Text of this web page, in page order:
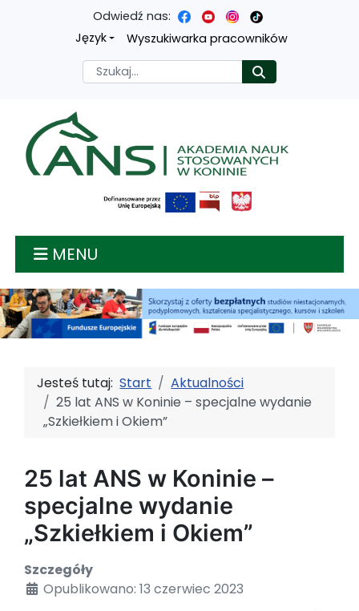
Przejdź
treści
głównej
Przejdź
menu
nawigacyjnego
Przejdź
wyszukiwarki
Przejdź
mapy
strony
Odwiedź nas:
Język
Wyszukiwarka pracowników
Szukaj
Akademia nauk
MENU
Jesteś tutaj:Start
Aktualności
25 lat ANS w Koninie – specjalne wydanie
„Szkiełkiem i Okiem”
25 lat ANS w Koninie –
specjalne wydanie
„Szkiełkiem i Okiem”
Szczegóły
Opublikowano: 13 czerwiec 2023